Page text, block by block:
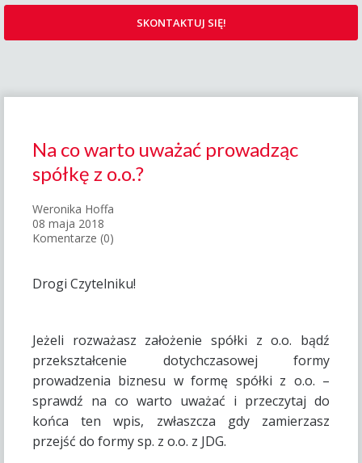
SKONTAKTUJ SIĘ!
Na co warto uważać prowadząc
spółkę z o.o.?
Weronika Hoffa
08 maja 2018
Komentarze (0)
Drogi Czytelniku!
Jeżeli rozważasz założenie spółki z o.o. bądź
przekształcenie dotychczasowej formy
prowadzenia biznesu w formę spółki z o.o. –
sprawdź na co warto uważać i przeczytaj do
końca ten wpis, zwłaszcza gdy zamierzasz
przejść do formy sp. z o.o. z JDG.